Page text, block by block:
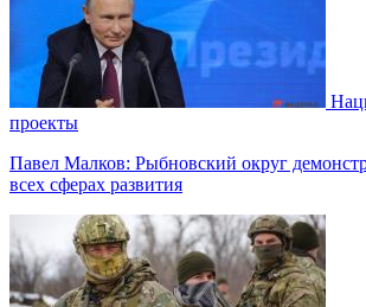
проекты
Павел Малков: Рыбновский округ
всех сферах развития